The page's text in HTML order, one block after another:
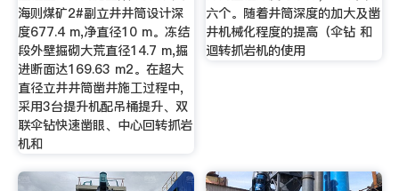
海则煤矿2#副立井井筒设计深
度677.4 m,净直径10 m。冻结
段外壁掘砌大荒直径14.7 m,掘
进断面达169.63 m2。在超大
直径立井井筒凿井施工过程中,
采用3台提升机配吊桶提升、双
联伞钻快速凿眼、中心回转抓岩
机和
六个。随着井筒深度的加大及凿
井机械化程度的提高（伞钻 和
迴转抓岩机的使用